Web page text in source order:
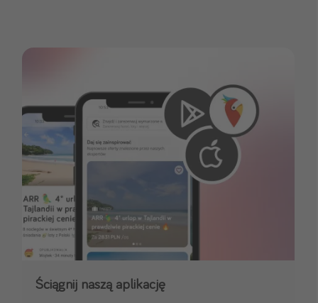
Ściągnij naszą aplikację
Dołącz do naszego kanału na WhatsApp